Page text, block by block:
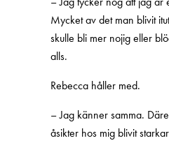
Mycket av det man blivit
skulle bli mer nojig eller
alls.
Rebecca håller med.
– Jag känner samma.
åsikter hos mig blivit